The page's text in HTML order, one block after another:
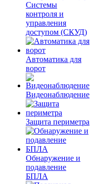
Системы
контроля и
управления
доступом (СКУД)
Автоматика для
ворот
Видеонаблюдение
Защита периметра
Обнаружение и
подавление
БПЛА